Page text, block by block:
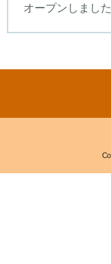
オープンしました